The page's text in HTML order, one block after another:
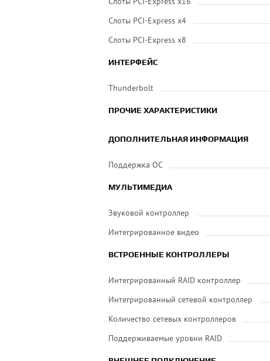
Слоты PCI-Express x4
Слоты PCI-Express x8
ИНТЕРФЕЙС
Thunderbolt
ПРОЧИЕ ХАРАКТЕРИСТИКИ
ДОПОЛНИТЕЛЬНАЯ ИНФОРМАЦИЯ
Поддержка ОС
МУЛЬТИМЕДИА
Звуковой контроллер
Интегрированное видео
ВСТРОЕННЫЕ КОНТРОЛЛЕРЫ
Интегрированный RAID контроллер
Интегрированный сетевой контроллер
Количество сетевых контроллеров
Поддерживаемые уровни RAID